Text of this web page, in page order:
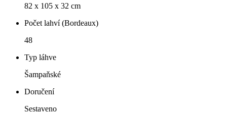
82 x 105 x 32 cm
Počet lahví (Bordeaux)
48
Typ láhve
Šampaňské
Doručení
Sestaveno